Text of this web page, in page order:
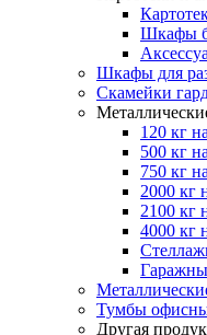
Шкафы
Шкафы для
Скамейки
120 кг
500 кг
750 кг
2000 кг
2100 кг
4000 кг
Тумбы
Другая